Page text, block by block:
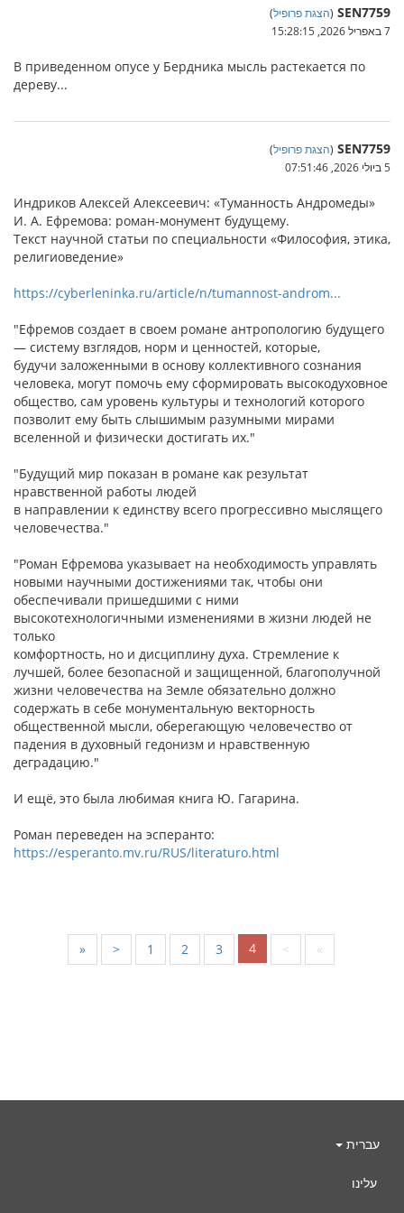
SEN7759
(הצגת פרופיל)
7 באפריל 2026, 15:28:15
В приведенном опусе у Бердника мысль растекается по
дереву...
SEN7759
(הצגת פרופיל)
5 ביולי 2026, 07:51:46
Индриков Алексей Алексеевич: «Туманность Андромеды»
И. А. Ефремова: роман-монумент будущему.
Текст научной статьи по специальности «Философия, этика,
религиоведение»
https://cyberleninka.ru/article/n/tumannost-androm...
"Ефремов создает в своем романе антропологию будущего
— систему взглядов, норм и ценностей, которые,
будучи заложенными в основу коллективного сознания
человека, могут помочь ему сформировать высокодуховное
общество, сам уровень культуры и технологий которого
позволит ему быть слышимым разумными мирами
вселенной и физически достигать их."
"Будущий мир показан в романе как результат
нравственной работы людей
в направлении к единству всего прогрессивно мыслящего
человечества."
"Роман Ефремова указывает на необходимость управлять
новыми научными достижениями так, чтобы они
обеспечивали пришедшими с ними
высокотехнологичными изменениями в жизни людей не
только
комфортность, но и дисциплину духа. Стремление к
лучшей, более безопасной и защищенной, благополучной
жизни человечества на Земле обязательно должно
содержать в себе монументальную векторность
общественной мысли, оберегающую человечество от
падения в духовный гедонизм и нравственную
деградацию."
И ещё, это была любимая книга Ю. Гагарина.
Роман переведен на эсперанто:
https://esperanto.mv.ru/RUS/literaturo.html
« < 1 2 3 4 > »
עברית
עלינו